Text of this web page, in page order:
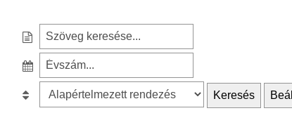
e
c
z
e
Keresés